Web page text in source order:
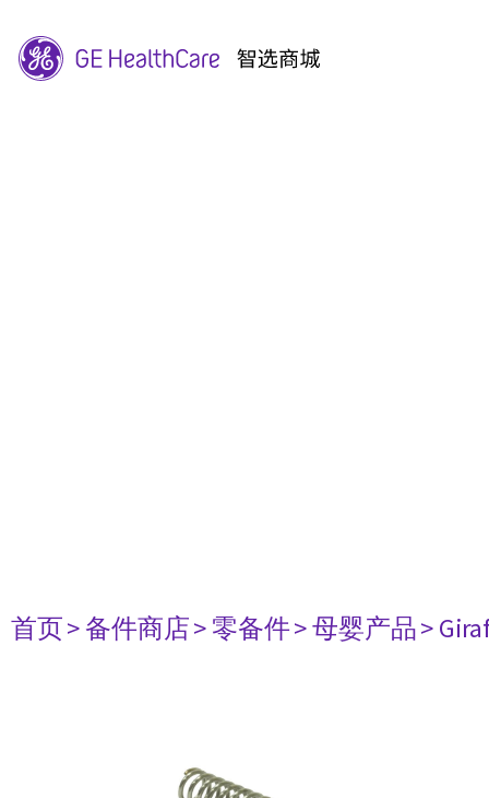
首页> 备件商店> 零备件> 母婴产品>